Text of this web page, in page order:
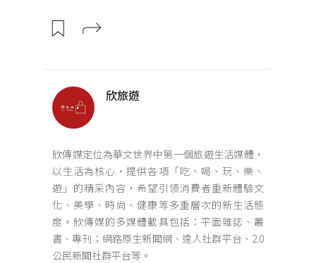
欣旅遊
欣傳媒定位為華文世界中第一個旅遊生活媒體，
以生活為核心，提供各項「吃、喝、玩、樂、
遊」的精采內容，希望引領消費者重新體驗文
化、美學、時尚、健康等多重層次的新生活態
度。欣傳媒的多媒體載具包括：平面雜誌、叢
書、專刊；網路原生新聞網、達人社群平台、2.0
公民新聞社群平台等。